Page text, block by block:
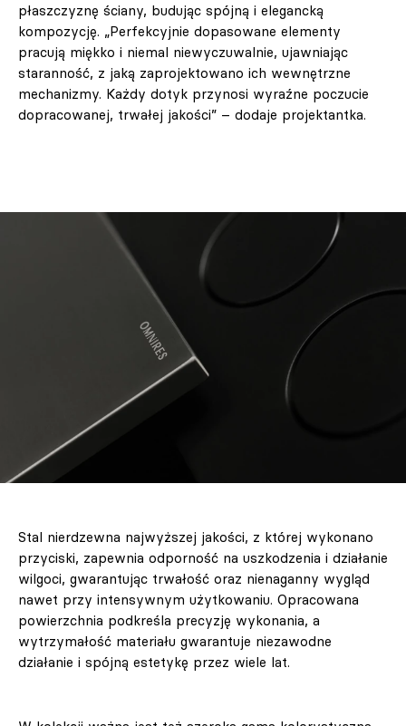
płaszczyznę ściany, budując spójną i elegancką
kompozycję. „Perfekcyjnie dopasowane elementy
pracują miękko i niemal niewyczuwalnie, ujawniając
staranność, z jaką zaprojektowano ich wewnętrzne
mechanizmy. Każdy dotyk przynosi wyraźne poczucie
dopracowanej, trwałej jakości” – dodaje projektantka.
Stal nierdzewna najwyższej jakości, z której wykonano
przyciski, zapewnia odporność na uszkodzenia i działanie
wilgoci, gwarantując trwałość oraz nienaganny wygląd
nawet przy intensywnym użytkowaniu. Opracowana
powierzchnia podkreśla precyzję wykonania, a
wytrzymałość materiału gwarantuje niezawodne
działanie i spójną estetykę przez wiele lat.